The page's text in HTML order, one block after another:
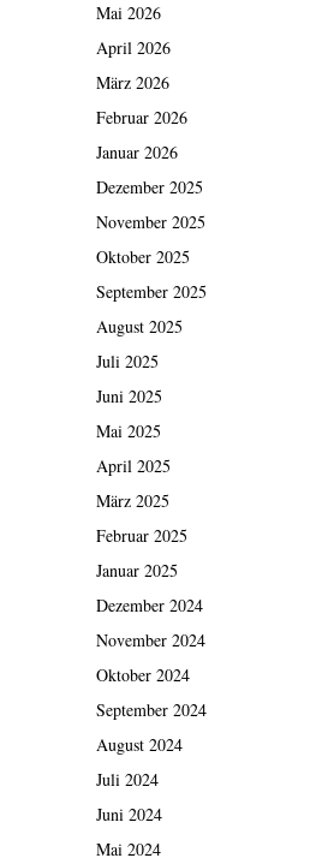
Mai 2026
April 2026
März 2026
Februar 2026
Januar 2026
Dezember 2025
November 2025
Oktober 2025
September 2025
August 2025
Juli 2025
Juni 2025
Mai 2025
April 2025
März 2025
Februar 2025
Januar 2025
Dezember 2024
November 2024
Oktober 2024
September 2024
August 2024
Juli 2024
Juni 2024
Mai 2024